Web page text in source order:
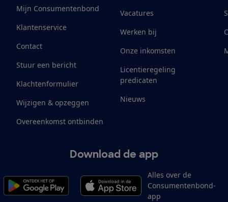
Mijn Consumentenbond
Klantenservice
Contact
Stuur een bericht
Klachtenformulier
Wijzigen & opzeggen
Overeenkomst ontbinden
Vacatures
Werken bij
Onze inkomsten
Licentieregeling
predicaten
Nieuws
Download de app
Alles over de
Consumentenbond-
app